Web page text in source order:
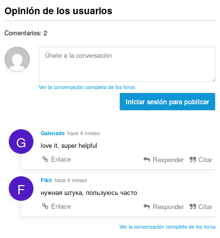
o
n
:
o
r
i
o
s
e
v
o
c
i
s
:
o
t
d
e
l
i
o
:
e
t
o
l
l
o
c
i
o
Opinión de los usuarios
Comentarios: 2
Ver la conversación completa de los foros
Iniciar sesión para publicar
G Galenade hace 4 meses
love it, super helpful
Enlace
Responder Citar
F Fikit hace 4 meses
нужная штука, пользуюсь часто
Enlace
Responder Citar
Ver la conversación completa de los foros